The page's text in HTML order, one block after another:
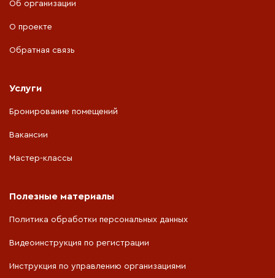
Об организации
О проекте
Обратная связь
Услуги
Бронирование помещений
Вакансии
Мастер-классы
Полезные материалы
Политика обработки персональных данных
Видеоинструкция по регистрации
Инструкция по управлению организациями